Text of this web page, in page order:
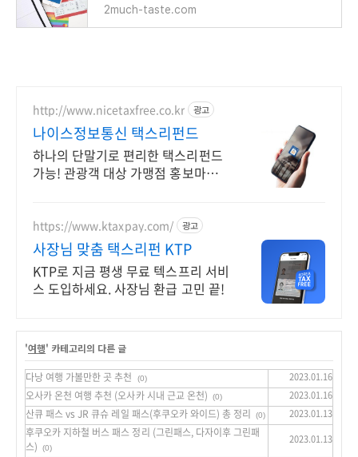
2much-taste.com
http://www.nicetaxfree.co.kr 광고
나이스정보통신 택스리펀드
하나의 단말기로 편리한 택스리펀드
가능! 관광객 대상 가맹점 홍보마케
https://www.ktaxpay.com/ 광고
사장님 맞춤 택스리펀 KTP
KTP로 지금 평생 무료 텍스프리 서비
스 도입하세요. 사장님 환급 고민 끝!
'여행' 카테고리의 다른 글
다낭 여행 가볼만한 곳 추천 (0) 2023.01.16
오사카 온천 여행 추천 (오사카 시내 근교 온천) (0) 2023.01.16
산큐 패스 vs JR 큐슈 레일 패스(후쿠오카 와이드) 총 정리 (0) 2023.01.13
후쿠오카 지하철 버스 패스 정리 (그린패스, 다자이후 그린패
스)
(0)
2023.01.13